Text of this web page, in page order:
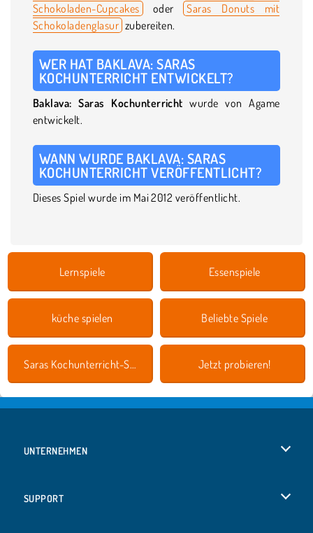
Schokoladen-Cupcakes oder Saras Donuts mit
Schokoladenglasur zubereiten.
WER HAT BAKLAVA: SARAS
KOCHUNTERRICHT ENTWICKELT?
Baklava: Saras Kochunterricht wurde von Agame
entwickelt.
WANN WURDE BAKLAVA: SARAS
KOCHUNTERRICHT VERÖFFENTLICHT?
Dieses Spiel wurde im Mai 2012 veröffentlicht.
Lernspiele Essenspiele
küche spielen Beliebte Spiele
Saras Kochunterricht-Spiele Jetzt probieren!
UNTERNEHMEN
SUPPORT